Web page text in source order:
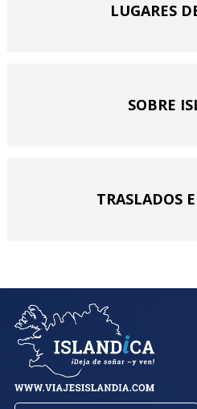
LUGARES
SOBRE
TRASLADOS